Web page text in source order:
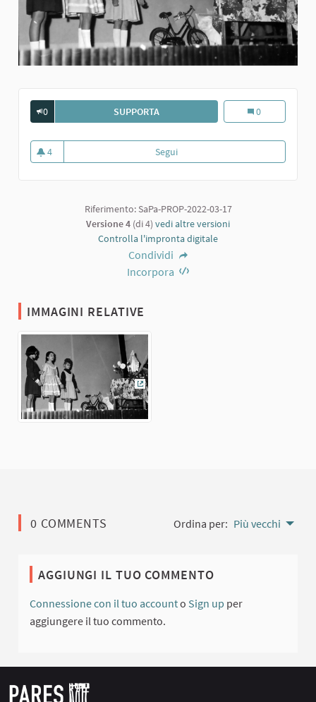
0 SUPPORTARECITA AL TOPO NERO. TRAVERSI,
Recita al Topo
0
4
4 sostenitori
Segui
Riferimento: SaPa-PROP-2022-03-17
Versione 4 (di 4) vedi altre versioni
Controlla l'impronta digitale
Condividi
Incorpora
IMMAGINI RELATIVE
(Collegamento esterno)
0 COMMENTS Ordina per: Più vecchi
AGGIUNGI IL TUO COMMENTO
Connessione con il tuo accounto Sign up per
aggiungere il tuo commento.